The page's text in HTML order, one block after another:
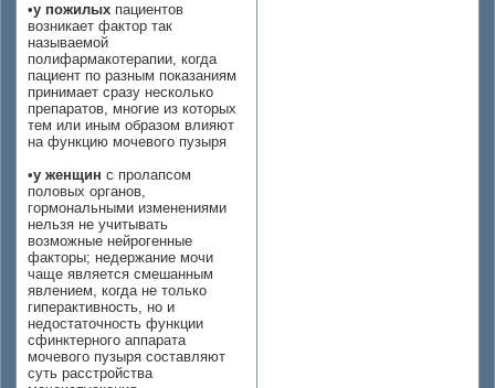
•у пожилых пациентов
возникает фактор так
называемой
полифармакотерапии, когда
пациент по разным показаниям
принимает сразу несколько
препаратов, многие из которых
тем или иным образом влияют
на функцию мочевого пузыря
•у женщин с пролапсом
половых органов,
гормональными изменениями
нельзя не учитывать
возможные нейрогенные
факторы; недержание мочи
чаще является смешанным
явлением, когда не только
гиперактивность, но и
недостаточность функции
сфинктерного аппарата
мочевого пузыря составляют
суть расстройства